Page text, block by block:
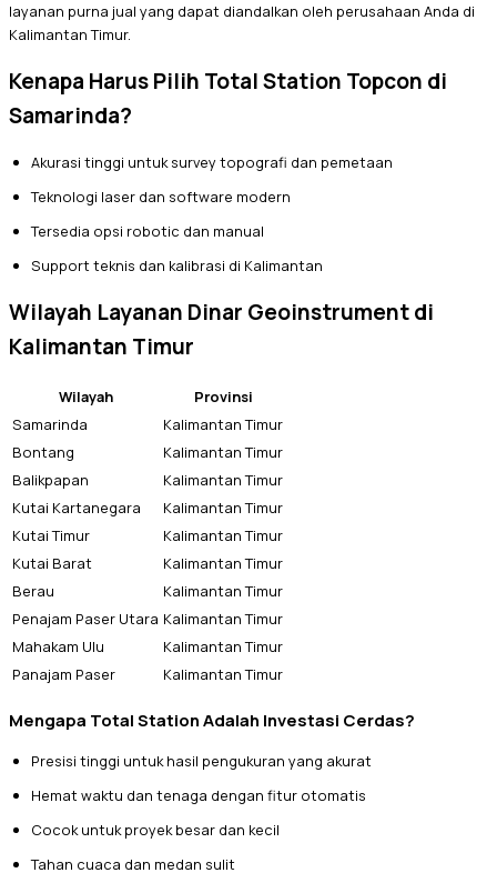
layanan purna jual yang dapat diandalkan oleh perusahaan Anda di
Kalimantan Timur.
Kenapa Harus Pilih Total Station Topcon di
Samarinda?
Akurasi tinggi untuk survey topografi dan pemetaan
Teknologi laser dan software modern
Tersedia opsi robotic dan manual
Support teknis dan kalibrasi di Kalimantan
Wilayah Layanan Dinar Geoinstrument di
Kalimantan Timur
Wilayah
Provinsi
Samarinda
Kalimantan Timur
Bontang
Kalimantan Timur
Balikpapan
Kalimantan Timur
Kutai Kartanegara
Kalimantan Timur
Kutai Timur
Kalimantan Timur
Kutai Barat
Kalimantan Timur
Berau
Kalimantan Timur
Penajam Paser Utara Kalimantan Timur
Mahakam Ulu
Kalimantan Timur
Panajam Paser
Kalimantan Timur
Mengapa Total Station Adalah Investasi Cerdas?
Presisi tinggi untuk hasil pengukuran yang akurat
Hemat waktu dan tenaga dengan fitur otomatis
Cocok untuk proyek besar dan kecil
Tahan cuaca dan medan sulit